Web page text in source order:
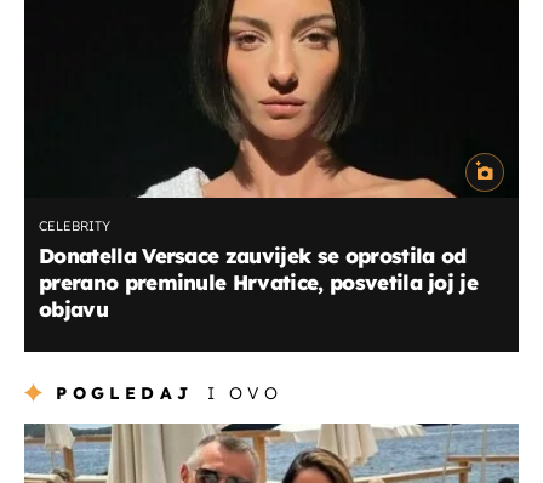
CELEBRITY
Donatella Versace zauvijek se oprostila od
prerano preminule Hrvatice, posvetila joj je
objavu
POGLEDAJ I OVO